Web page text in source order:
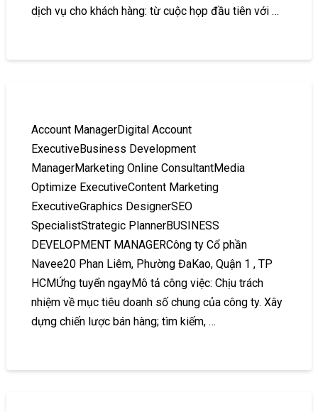
dịch vụ cho khách hàng: từ cuộc họp đầu tiên với …
Account ManagerDigital Account
ExecutiveBusiness Development
ManagerMarketing Online ConsultantMedia
Optimize ExecutiveContent Marketing
ExecutiveGraphics DesignerSEO
SpecialistStrategic PlannerBUSINESS
DEVELOPMENT MANAGERCông ty Cổ phần
Navee20 Phan Liêm, Phường ĐaKao, Quận 1 , TP
HCMỨng tuyển ngayMô tả công việc: Chịu trách
nhiệm về mục tiêu doanh số chung của công ty. Xây
dựng chiến lược bán hàng; tìm kiếm, …